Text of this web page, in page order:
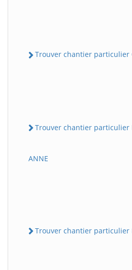
Trouver chantier particulier
Trouver chantier particulier
ANNE
Trouver chantier particulier